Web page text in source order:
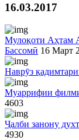
16.03.2017
Мулоқоти Аҳтам
Бассомӣ 16 Март
Наврӯз
Муаррифии
4603
Ҷалби занону
4930